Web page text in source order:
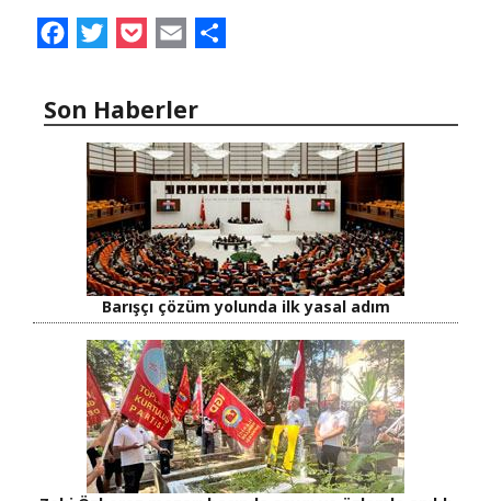
FacebookTwitterPocketEmail
Son Haberler
Barışçı çözüm yolunda ilk yasal adım